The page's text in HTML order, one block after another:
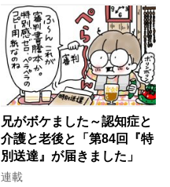
て現在は？
兄がボケました～認知症と
介護と老後と「第84回『特
別送達』が届きました」
連載